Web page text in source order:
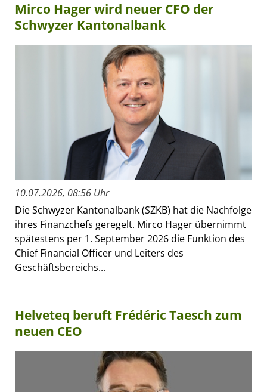
Mirco Hager wird neuer CFO der
Schwyzer Kantonalbank
10.07.2026, 08:56 Uhr
Die Schwyzer Kantonalbank (SZKB) hat die Nachfolge
ihres Finanzchefs geregelt. Mirco Hager übernimmt
spätestens per 1. September 2026 die Funktion des
Chief Financial Officer und Leiters des
Geschäftsbereichs...
Helveteq beruft Frédéric Taesch zum
neuen CEO